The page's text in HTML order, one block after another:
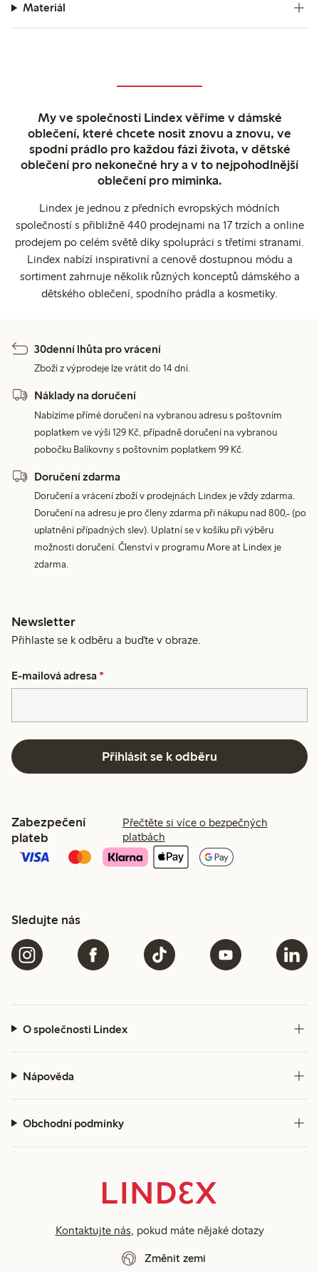
Materiál
My ve společnosti Lindex věříme v dámské
oblečení, které chcete nosit znovu a znovu, ve
spodní prádlo pro každou fázi života, v dětské
oblečení pro nekonečné hry a v to nejpohodlnější
oblečení pro miminka.
Lindex je jednou z předních evropských módních
společností s přibližně 440 prodejnami na 17 trzích a online
prodejem po celém světě díky spolupráci s třetími stranami.
Lindex nabízí inspirativní a cenově dostupnou módu a
sortiment zahrnuje několik různých konceptů dámského a
dětského oblečení, spodního prádla a kosmetiky.
30denní lhůta pro vrácení
Zboží z výprodeje lze vrátit do 14 dní.
Náklady na doručení
Nabízíme přímé doručení na vybranou adresu s poštovním
poplatkem ve výši 129 Kč, případně doručení na vybranou
pobočku Balíkovny s poštovním poplatkem 99 Kč.
Doručení zdarma
Doručení a vrácení zboží v prodejnách Lindex je vždy zdarma.
Doručení na adresu je pro členy zdarma při nákupu nad 800,- (po
uplatnění případných slev). Uplatní se v košíku při výběru
možnosti doručení. Členství v programu More at Lindex je
zdarma.
Newsletter
Přihlaste se k odběru a buďte v obraze.
E-mailová adresa *
Přihlásit se k odběru
Zabezpečení
plateb
Přečtěte si více o bezpečných
platbách
Sledujte nás
O společnosti Lindex
Nápověda
Obchodní podmínky
Kontaktujte nás , pokud máte nějaké dotazy
Změnit zemi